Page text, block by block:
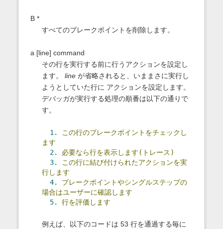
B *
すべてのブレークポイントを削除します。
a [line] command
その行を実行する前に行うアクションを設定し
ます。 lineが省略されると、いままさに実行し
ようとしていた行に アクションを設定します。
デバッガが実行する処理の順番は以下の通りで
す。
1.
この行のブレークポイントをチェックし
ます
2.
必要なら行を表示します(トレース)
3.
この行に結び付けられたアクションを実
行します
4.
ブレークポイントやシングルステップの
場合はユーザーに確認します
5.
行を評価します
例えば、以下のコードは 53 行を通過する毎に